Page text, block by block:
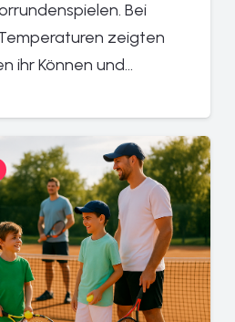
Bei
zeigten
ihr Können und…